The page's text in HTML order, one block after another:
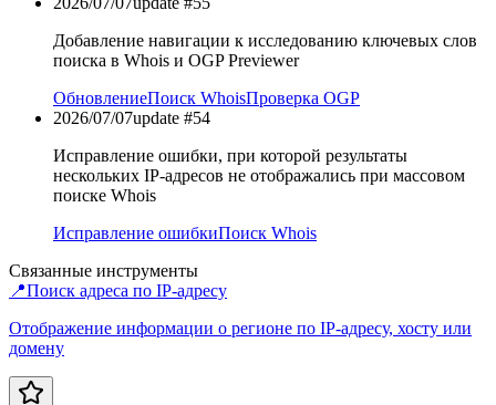
Добавление навигации к исследованию ключевых слов
поиска в Whois и OGP Previewer
ОбновлениеПоиск WhoisПроверка OGP
2026/07/07update #54
Исправление ошибки, при которой результаты
нескольких IP-адресов не отображались при массовом
поиске Whois
Исправление ошибкиПоиск Whois
Связанные инструменты
📍Поиск адреса по IP-адресу
Отображение информации о регионе по IP-адресу, хосту или
домену